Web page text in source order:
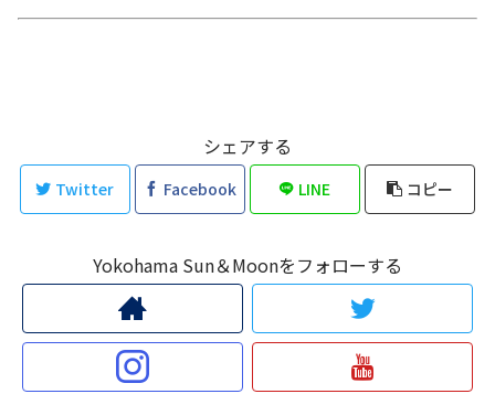
シェアする
Twitter Facebook LINE コピー
Yokohama Sun＆Moonをフォローする